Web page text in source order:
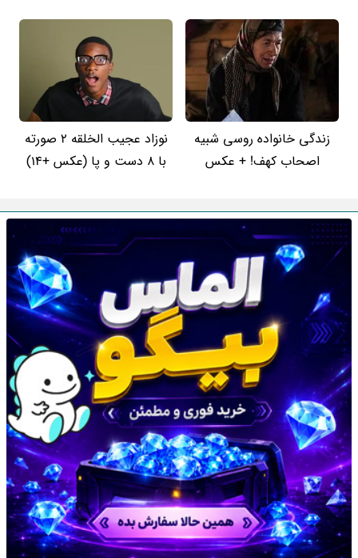
زندگی خانواده روسی شبیه
اصحاب کهف! + عکس
نوزاد عجیب الخلقه 2 صورته
با 8 دست و پا (عکس +14)